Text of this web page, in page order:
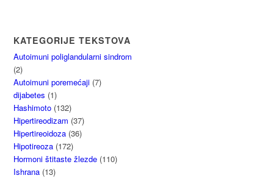
KATEGORIJE TEKSTOVA
Autoimuni poliglandularni sindrom
(2)
Autoimuni poremećaji (7)
dijabetes (1)
Hashimoto (132)
Hipertireodizam (37)
Hipertireoidoza (36)
Hipotireoza (172)
Hormoni štitaste žlezde (110)
Ishrana (13)